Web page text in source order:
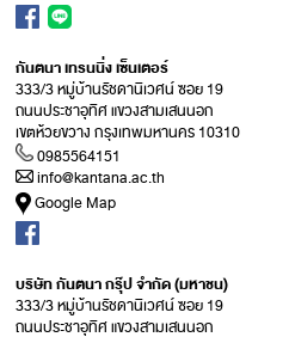
กันตนา เทรนนิ่ง เซ็นเตอร์
333/3 หมู่บ้านรัชดานิเวศน์ ซอย 19
ถนนประชาอุทิศ แขวงสามเสนนอก
เขตห้วยขวาง กรุงเทพมหานคร 10310
0985564151
info@kantana.ac.th
Google Map
บริษัท กันตนา กรุ๊ป จำกัด (มหาชน)
333/3 หมู่บ้านรัชดานิเวศน์ ซอย 19
ถนนประชาอุทิศ แขวงสามเสนนอก